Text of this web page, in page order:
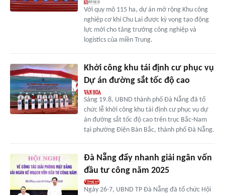
Với quy mô 115 ha, dự án mở rộng Khu công
nghiệp cơ khí Chu Lai được kỳ vọng tạo động
lực mới cho tăng trưởng công nghiệp và
logistics của miền Trung.
Khởi công khu tái định cư phục vụ
Dự án đường sắt tốc độ cao
Sáng 19.8, UBND thành phố Đà Nẵng đã tổ
chức lễ khởi công khu tái định cư phục vụ dự
án đường sắt tốc độ cao trên trục Bắc-Nam
tại phường Điện Bàn Bắc, thành phố Đà Nẵng.
Đà Nẵng đẩy nhanh giải ngân vốn
đầu tư công năm 2025
Ngày 26-7, UBND TP Đà Nẵng đã tổ chức Hội